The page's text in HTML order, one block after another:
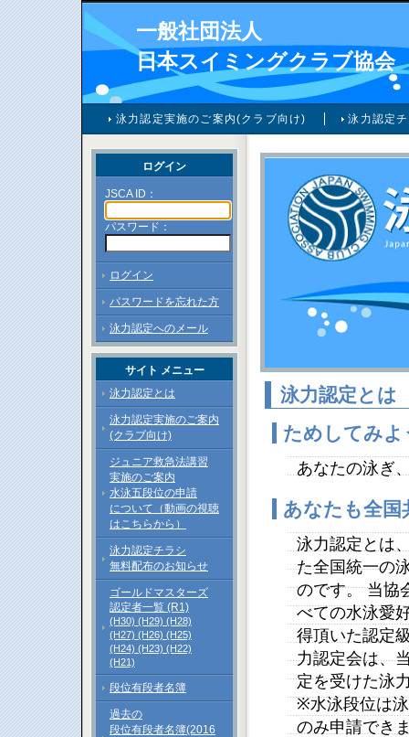
一般社団法人
日本スイミングクラブ協会
泳力認定実施のご案内(クラブ向け) 泳力認定
泳力認定とは
ためしてみよ
あなたの泳ぎ
あなたも全国
泳力認定とは
た全国統一の
のです。 当協
べての水泳愛
得頂いた認定
力認定会は、
定を受けた泳
※水泳段位は
のみ申請でき
ログイン
JSCA ID：
パスワード：
ログイン
パスワードを忘れた方
泳力認定へのメール
サイト メニュー
泳力認定とは
泳力認定実施のご案内
(クラブ向け)
ジュニア救急法講習
実施のご案内
水泳五段位の申請
について（動画の視聴
はこちらから）
泳力認定チラシ
無料配布のお知らせ
ゴールドマスターズ
認定者一覧 (R1)
(H30) (H29) (H28)
(H27) (H26) (H25)
(H24) (H23) (H22)
(H21)
段位有段者名簿
過去の
段位有段者名簿(2016